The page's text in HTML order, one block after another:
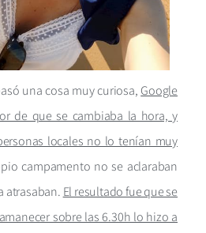
una cosa muy curiosa, Google
de que se cambiaba la hora, y
locales no lo tenían muy
campamento no se aclaraban
atrasaban. El resultado fue que se
sobre las 6.30h lo hizo a